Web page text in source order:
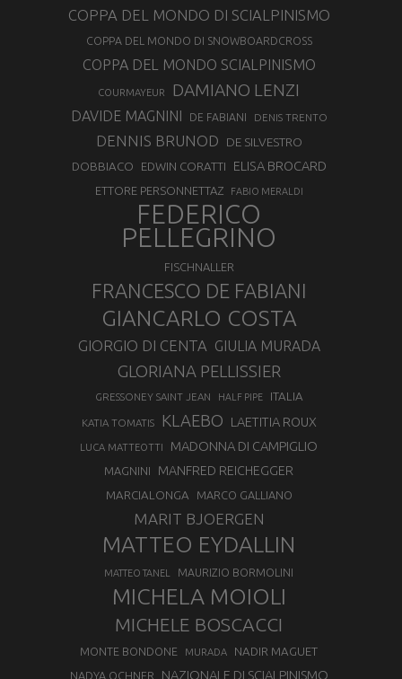
COPPA DEL MONDO DI SCIALPINISMO
COPPA DEL MONDO DI SNOWBOARDCROSS
COPPA DEL MONDO SCIALPINISMO
COURMAYEUR DAMIANO LENZI
DAVIDE MAGNINI DE FABIANI DENIS TRENTO
DENNIS BRUNOD DE SILVESTRO
DOBBIACO EDWIN CORATTI ELISA BROCARD
ETTORE PERSONNETTAZ FABIO MERALDI
FEDERICO
PELLEGRINO
FISCHNALLER
FRANCESCO DE FABIANI
GIANCARLO COSTA
GIORGIO DI CENTA GIULIA MURADA
GLORIANA PELLISSIER
GRESSONEY SAINT JEAN HALF PIPE ITALIA
KATIA TOMATIS KLAEBO LAETITIA ROUX
LUCA MATTEOTTI MADONNA DI CAMPIGLIO
MAGNINI MANFRED REICHEGGER
MARCIALONGA MARCO GALLIANO
MARIT BJOERGEN
MATTEO EYDALLIN
MATTEO TANEL MAURIZIO BORMOLINI
MICHELA MOIOLI
MICHELE BOSCACCI
MONTE BONDONE MURADA NADIR MAGUET
NADYA OCHNER
NAZIONALE DI SCIALPINISMO